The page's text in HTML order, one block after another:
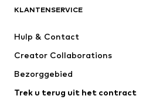
Nieuw
Ondergoed
Mantels
KLANTENSERVICE
Hulp & Contact
Creator Collaborations
Bezorggebied
Trek u terug uit het contract